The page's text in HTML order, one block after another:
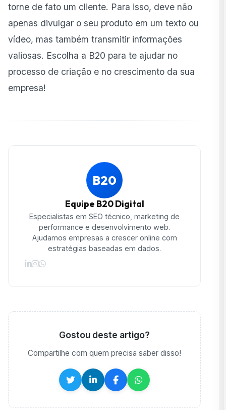
torne de fato um cliente. Para isso, deve não
apenas divulgar o seu produto em um texto ou
vídeo, mas também transmitir informações
valiosas. Escolha a B20 para te ajudar no
processo de criação e no crescimento da sua
empresa!
B20
Equipe B20 Digital
Especialistas em SEO técnico, marketing de
performance e desenvolvimento web.
Ajudamos empresas a crescer online com
estratégias baseadas em dados.
Gostou deste artigo?
Compartilhe com quem precisa saber disso!